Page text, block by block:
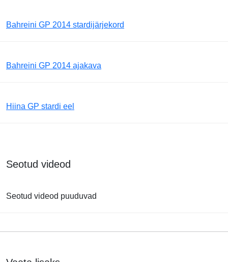
Bahreini GP 2014 stardijärjekord
Bahreini GP 2014 ajakava
Hiina GP stardi eel
Seotud videod
Seotud videod puuduvad